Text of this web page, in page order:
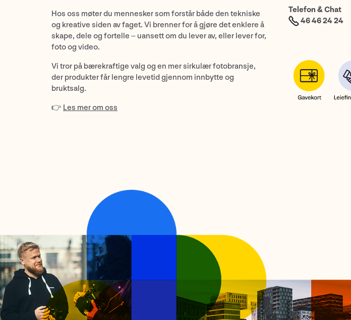
Hos oss møter du mennesker som forstår både den tekniske
og kreative siden av faget. Vi brenner for å gjøre det enklere å
skape, dele og fortelle – uansett om du lever av, eller lever for,
foto og video.
Vi tror på bærekraftige valg og en mer sirkulær fotobransje,
der produkter får lengre levetid gjennom innbytte og
bruktsalg.
👉 Les mer om oss
Telefon & Chat
46 46 24 24